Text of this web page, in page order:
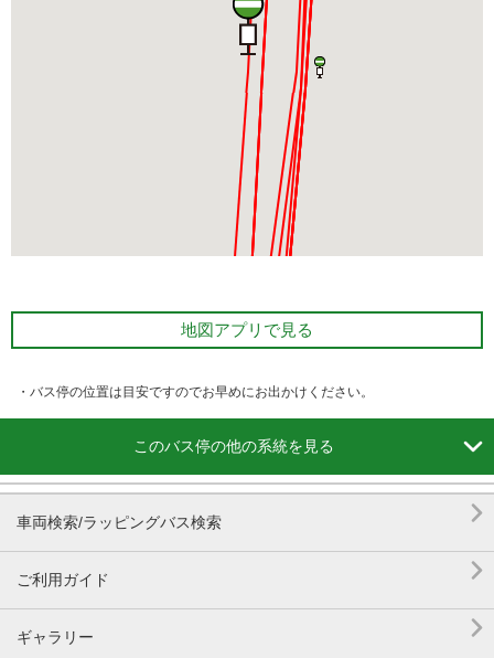
地図アプリで見る
・バス停の位置は目安ですのでお早めにお出かけください。
このバス停の他の系統を見る 
車両検索/ラッピングバス検索 
ご利用ガイド 
ギャラリー 